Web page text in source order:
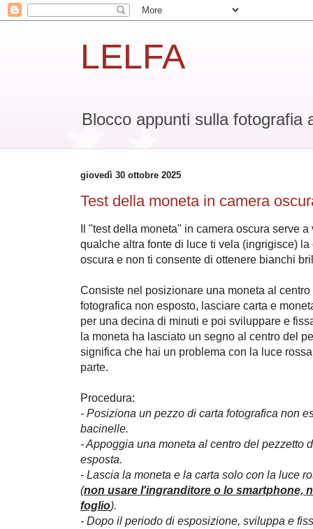
LELFA
Blocco appunti sulla fotografia
giovedì 30 ottobre 2025
Test della moneta in camera
Il "test della moneta" in camera oscura serve
qualche altra fonte di luce ti vela (ingrigisce)
oscura e non ti consente di ottenere bianchi
Consiste nel posizionare una moneta al
fotografica non esposto, lasciare carta e
per una decina di minuti e poi sviluppare e
la moneta ha lasciato un segno al centro del
significa che hai un problema con la luce
parte.
Procedura:
- Posiziona un pezzo di carta fotografica non
bacinelle.
- Appoggia una moneta al centro del pezzetto
esposta.
- Lascia la moneta e la carta solo con la luce
(non usare l'ingranditore o lo smartphone,
foglio).
- Dopo il periodo di esposizione, sviluppa e